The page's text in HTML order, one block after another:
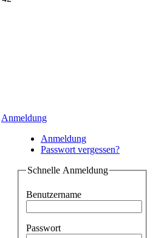
Anmeldung
Anmeldung
Passwort vergessen?
Schnelle Anmeldung
Benutzername
Passwort